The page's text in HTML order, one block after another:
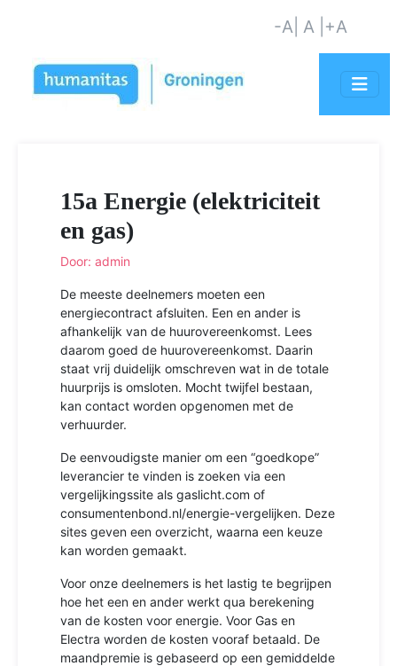
-A | A | +A
15a Energie (elektriciteit
en gas)
Door: admin
De meeste deelnemers moeten een
energiecontract afsluiten. Een en ander is
afhankelijk van de huurovereenkomst. Lees
daarom goed de huurovereenkomst. Daarin
staat vrij duidelijk omschreven wat in de totale
huurprijs is omsloten. Mocht twijfel bestaan,
kan contact worden opgenomen met de
verhuurder.
De eenvoudigste manier om een “goedkope”
leverancier te vinden is zoeken via een
vergelijkingssite als gaslicht.com of
consumentenbond.nl/energie-vergelijken. Deze
sites geven een overzicht, waarna een keuze
kan worden gemaakt.
Voor onze deelnemers is het lastig te begrijpen
hoe het een en ander werkt qua berekening
van de kosten voor energie. Voor Gas en
Electra worden de kosten vooraf betaald. De
maandpremie is gebaseerd op een gemiddelde